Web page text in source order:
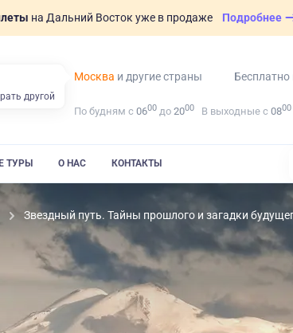
на Дальний Восток уже в продаже Подробнее
Москва и другие страны Бесплатно
По будням с 0600 до 2000 В выходные с 0800
ТУРЫ О НАС КОНТАКТЫ
Звездный путь. Тайны прошлого и загадки
другой